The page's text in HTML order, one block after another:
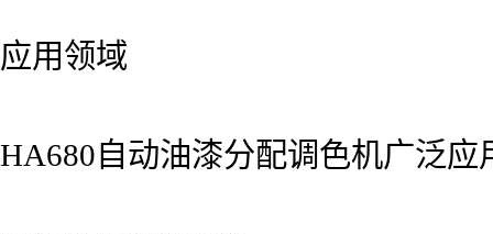
应用领域
HA680自动油漆分配调色机广泛